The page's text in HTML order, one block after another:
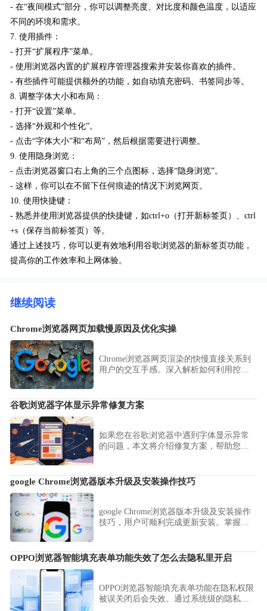
- 在“夜间模式”部分，你可以调整亮度、对比度和颜色温度，以适应
不同的环境和需求。
7. 使用插件：
- 打开“扩展程序”菜单。
- 使用浏览器内置的扩展程序管理器搜索并安装你喜欢的插件。
- 有些插件可能提供额外的功能，如自动填充密码、书签同步等。
8. 调整字体大小和布局：
- 打开“设置”菜单。
- 选择“外观和个性化”。
- 点击“字体大小”和“布局”，然后根据需要进行调整。
9. 使用隐身浏览：
- 点击浏览器窗口右上角的三个点图标，选择“隐身浏览”。
- 这样，你可以在不留下任何痕迹的情况下浏览网页。
10. 使用快捷键：
- 熟悉并使用浏览器提供的快捷键，如ctrl+o（打开新标签页）、ctrl
+s（保存当前标签页）等。
通过上述技巧，你可以更有效地利用谷歌浏览器的新标签页功能，
提高你的工作效率和上网体验。
继续阅读
Chrome浏览器网页加载慢原因及优化实操
Chrome浏览器网页渲染的快慢直接关系到
用户的交互手感。深入解析如何利用控制
制，显著消除复杂页面的滚动延迟与白屏
现象，为您总结一套行之有效的加速方
谷歌浏览器字体显示异常修复方案
如果您在谷歌浏览器中遇到字体显示异常
的问题，本文将介绍修复方案，帮助您恢
google Chrome浏览器版本升级及安装操作技巧
google Chrome浏览器版本升级及安装操作
技巧，用户可顺利完成更新安装。掌握经
OPPO浏览器智能填充表单功能失效了怎么去隐私里开启
OPPO浏览器智能填充表单功能在隐私权限
被误关闭后会失效。通过系统级的隐私管